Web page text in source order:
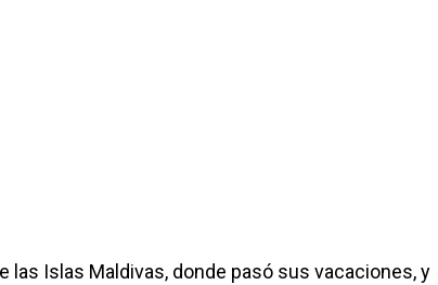
las Islas Maldivas, donde pasó sus vacaciones, y